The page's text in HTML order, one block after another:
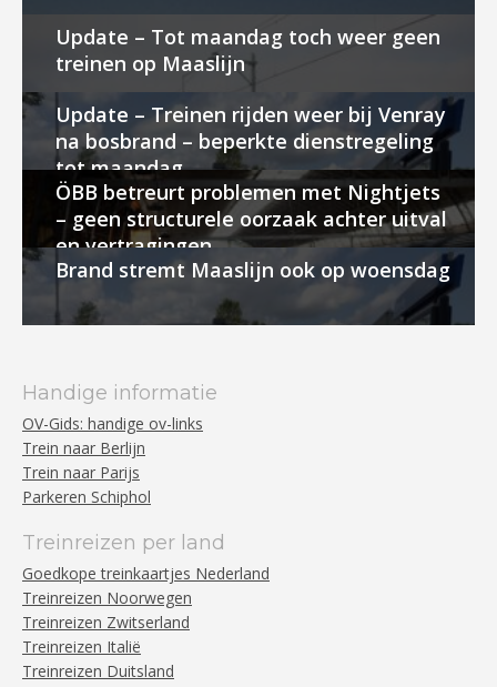
Update – Tot maandag toch weer geen
treinen op Maaslijn
Update – Treinen rijden weer bij Venray
na bosbrand – beperkte dienstregeling
tot maandag
ÖBB betreurt problemen met Nightjets
– geen structurele oorzaak achter uitval
en vertragingen
Brand stremt Maaslijn ook op woensdag
Handige informatie
OV-Gids: handige ov-links
Trein naar Berlijn
Trein naar Parijs
Parkeren Schiphol
Treinreizen per land
Goedkope treinkaartjes Nederland
Treinreizen Noorwegen
Treinreizen Zwitserland
Treinreizen Italië
Treinreizen Duitsland